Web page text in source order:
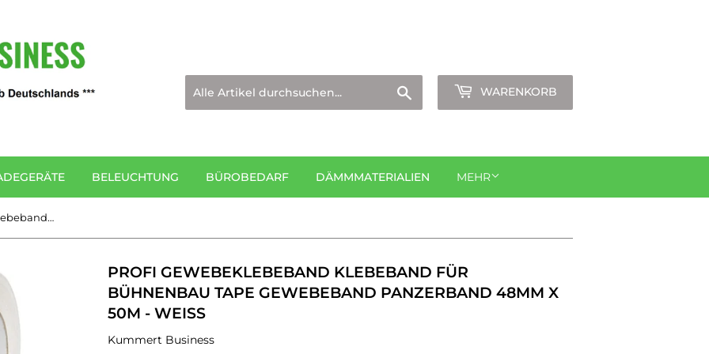
WARENKORB
BELEUCHTUNG BÜROBEDARF DÄMMMATERIALIEN MEHR
Profi Gewebeklebeband Klebeband für Bühnenbau Tape Gewebeband Panzerband 48mm x 50m - Weiß
PROFI GEWEBEKLEBEBAND KLEBEBAND FÜR
BÜHNENBAU TAPE GEWEBEBAND PANZERBAND 48MM X
50M - WEISS
Kummert Business